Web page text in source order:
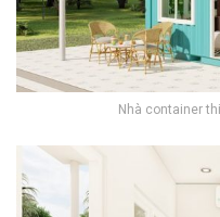
Nhà container